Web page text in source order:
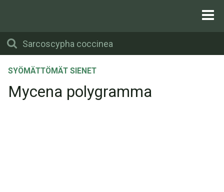
SYÖMÄTTÖMÄT SIENET
Mycena polygramma